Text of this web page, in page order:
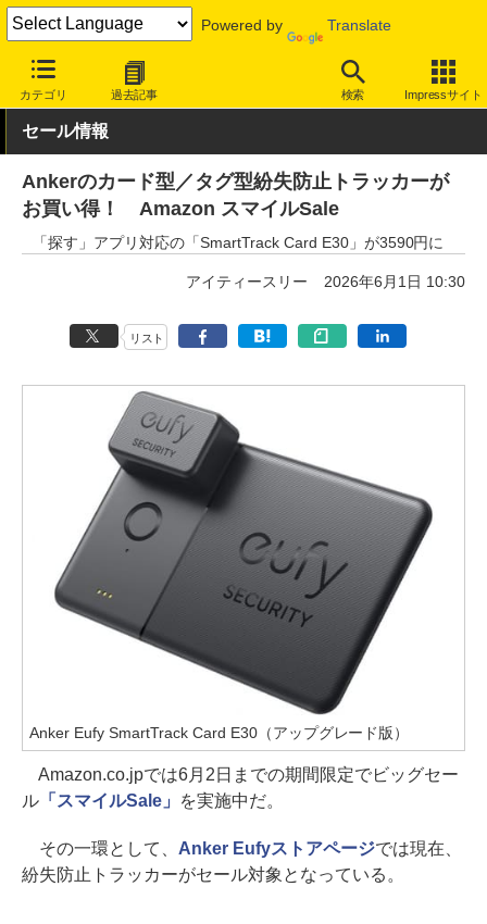
Powered by Translate
カテゴリ 過去記事 検索 Impressサイト
INTERNET Watch セール情報
セール情報
Ankerのカード型／タグ型紛失防止トラッカーが
お買い得！ Amazon スマイルSale
「探す」アプリ対応の「SmartTrack Card E30」が3590円に
アイティースリー 2026年6月1日 10:30
リスト
Anker Eufy SmartTrack Card E30（アップグレード版）
Amazon.co.jpでは6月2日までの期間限定でビッグセー
ル 「スマイルSale」 を実施中だ。
その一環として、 Anker Eufyストアページでは現在、
紛失防止トラッカーがセール対象となっている。